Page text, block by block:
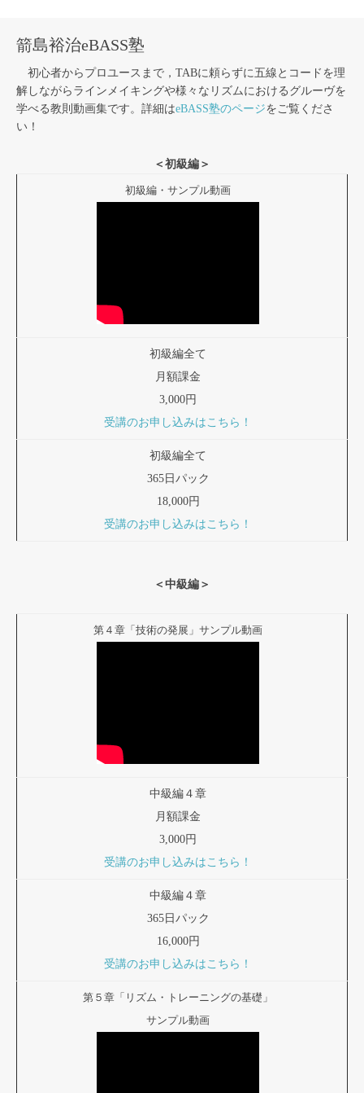
箭島裕治eBASS塾
初心者からプロユースまで，TABに頼らずに五線とコードを理
解しながらラインメイキングや様々なリズムにおけるグルーヴを
学べる教則動画集です。詳細はeBASS塾のページをご覧くださ
い！
＜初級編＞
初級編・サンプル動画
初級編全て
月額課金
3,000円
受講のお申し込みはこちら！
初級編全て
365日パック
18,000円
受講のお申し込みはこちら！
＜中級編＞
第４章「技術の発展」サンプル動画
中級編４章
月額課金
3,000円
受講のお申し込みはこちら！
中級編４章
365日パック
16,000円
受講のお申し込みはこちら！
第５章「リズム・トレーニングの基礎」
サンプル動画